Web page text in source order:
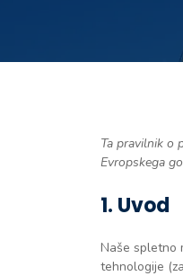
Ta pravilnik o
Evropskega
1. Uvod
Naše spletno
tehnologije